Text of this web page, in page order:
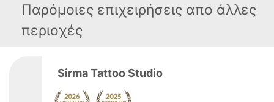
Παρόμοιες επιχειρήσεις απο άλλες
περιοχές
Sirma Tattoo Studio